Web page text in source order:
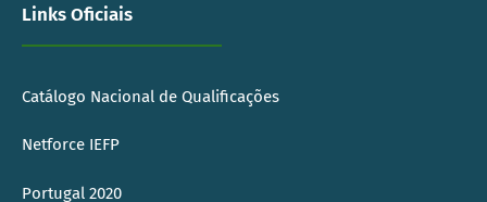
Links Oficiais
Catálogo Nacional de Qualificações
Netforce IEFP
Portugal 2020